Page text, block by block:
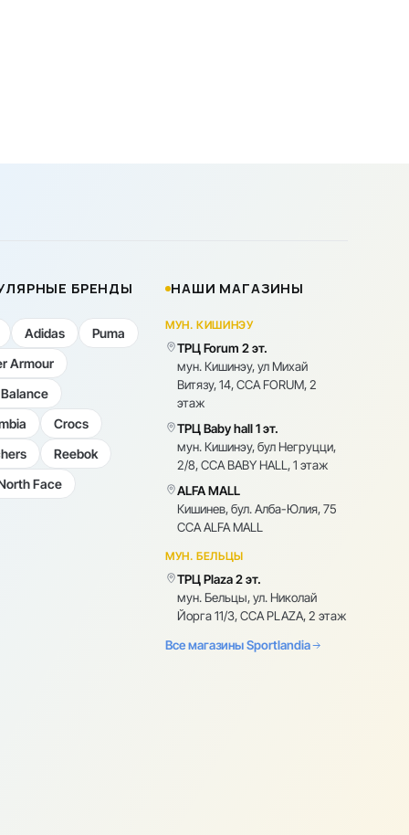
БРЕНДЫ
Adidas
Puma
Armour
Crocs
Reebok
Face
НАШИ МАГАЗИНЫ
МУН. КИШИНЭУ
ТРЦ Forum 2 эт.
мун. Кишинэу, ул Михай
Витязу, 14, CCA FORUM, 2
этаж
ТРЦ Baby hall 1 эт.
мун. Кишинэу, бул Негруцци,
2/8, CCA BABY HALL, 1 этаж
ALFA MALL
Кишинев, бул. Алба-Юлия, 75
CCA ALFA MALL
МУН. БЕЛЬЦЫ
ТРЦ Plaza 2 эт.
мун. Бельцы, ул. Николай
Йорга 11/3, CCA PLAZA, 2 этаж
Все магазины Sportlandia